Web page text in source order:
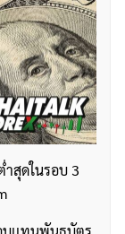
สุดในรอบ 3